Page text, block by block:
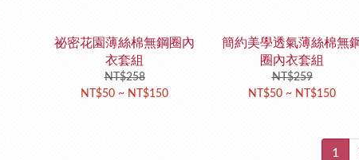
祕密花園薄絲棉無鋼圈內
衣套組
NT$258
NT$50 ~ NT$150
簡約美學透氣薄絲棉無
圈內衣套組
NT$259
NT$50 ~ NT$150
1